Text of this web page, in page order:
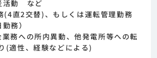
活動 など
(4直2交替)、もしくは運転管理勤務
務）
務への所内異動、他発電所等への転
(適性、経験などによる)